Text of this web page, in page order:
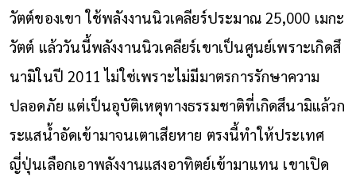
วัตต์ของเขา ใช้พลังงานนิวเคลียร์ประมาณ 25,000 เมกะ
วัตต์ แล้ววันนี้พลังงานนิวเคลียร์เขาเป็นศูนย์เพราะเกิดสึ
นามิในปี 2011 ไม่ใช่เพราะไม่มีมาตรการรักษาความ
ปลอดภัย แต่เป็นอุบัติเหตุทางธรรมชาติที่เกิดสึนามิแล้วก
ระแสน้ำอัดเข้ามาจนเตาเสียหาย ตรงนี้ทำให้ประเทศ
ญี่ปุ่นเลือกเอาพลังงานแสงอาทิตย์เข้ามาแทน เขาเปิด